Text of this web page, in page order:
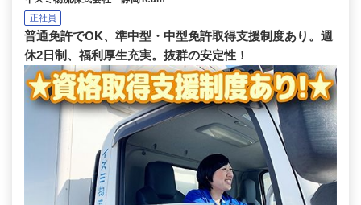
正社員
普通免許でOK、準中型・中型免許取得支援制度あり。週
休2日制、福利厚生充実。抜群の安定性！